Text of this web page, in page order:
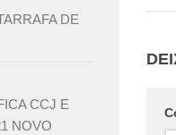
DE
CCJ E
NOVO